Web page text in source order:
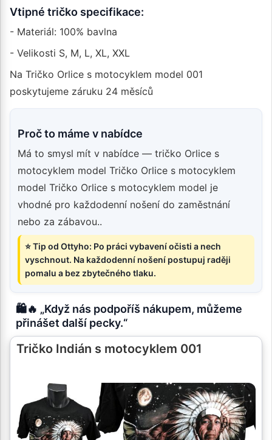
Vtipné tričko specifikace:
- Materiál: 100% bavlna
- Velikosti S, M, L, XL, XXL
Na Tričko Orlice s motocyklem model 001
poskytujeme záruku 24 měsíců
Proč to máme v nabídce
Má to smysl mít v nabídce — tričko Orlice s
motocyklem model Tričko Orlice s motocyklem
model Tričko Orlice s motocyklem model je
vhodné pro každodenní nošení do zaměstnání
nebo za zábavou..
⭐ Tip od Ottyho: Po práci vybavení očisti a nech
vyschnout. Na každodenní nošení postupuj raději
pomalu a bez zbytečného tlaku.
🛍️🔥 „Když nás podpoříš nákupem, můžeme
přinášet další pecky.“
Tričko Indián s motocyklem 001